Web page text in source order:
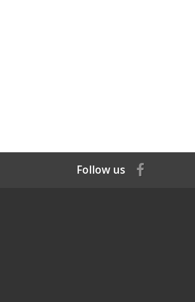
Follow us